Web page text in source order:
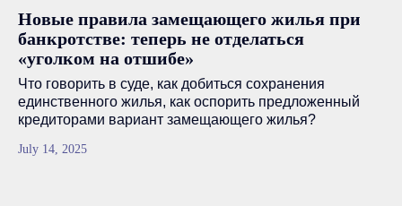
Новые правила замещающего жилья при
банкротстве: теперь не отделаться
«уголком на отшибе»
Что говорить в суде, как добиться сохранения
единственного жилья, как оспорить предложенный
кредиторами вариант замещающего жилья?
July 14, 2025